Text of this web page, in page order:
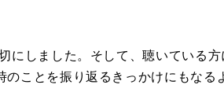
にしました。そして、聴いている方
ことを振り返るきっかけにもなる